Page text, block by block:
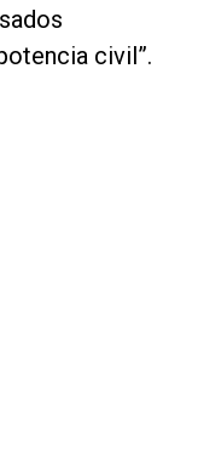
civil”.